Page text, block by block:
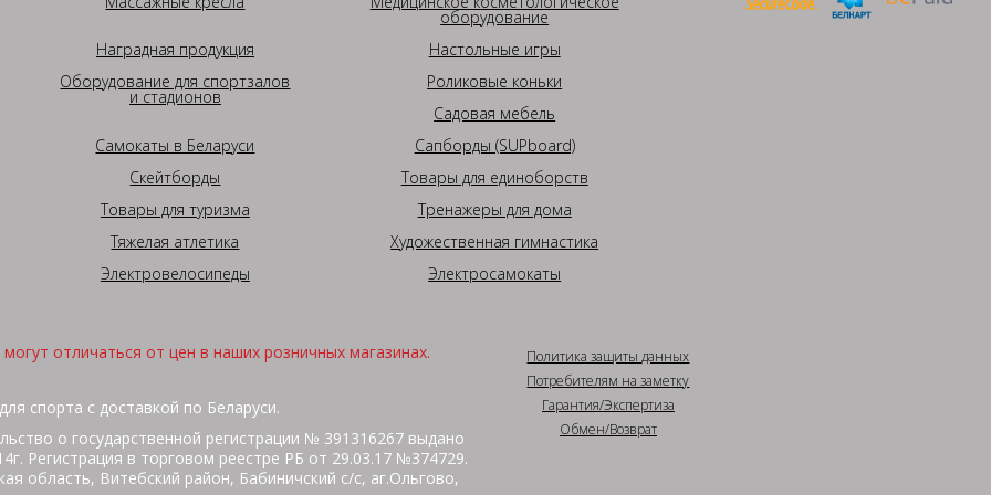
оборудование
Наградная продукция
Настольные игры
Оборудование для спортзалов
и стадионов
Роликовые коньки
Садовая мебель
Самокаты в Беларуси
Сапборды (SUPboard)
Скейтборды
Товары для единоборств
Товары для туризма
Тренажеры для дома
Тяжелая атлетика
Художественная гимнастика
Электровелосипеды
Электросамокаты
отличаться от цен в наших розничных магазинах.
спорта с доставкой по Беларуси.
о государственной регистрации № 391316267 выдано
Регистрация в торговом реестре РБ от 29.03.17 №374729.
область, Витебский район, Бабиничский с/с, аг.Ольгово,
Политика защиты данных
Потребителям на заметку
Гарантия/Экспертиза
Обмен/Возврат